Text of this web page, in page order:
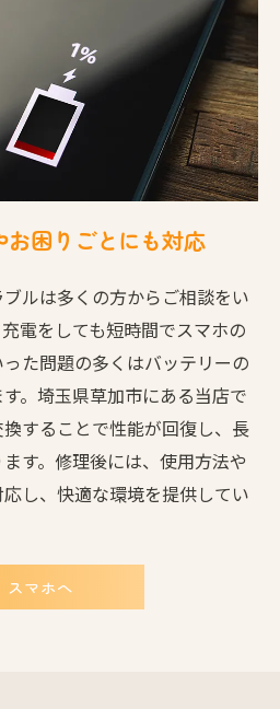
困りごとにも対応
ルは多くの方からご相談をい
電をしても短時間でスマホの
た問題の多くはバッテリーの
。埼玉県草加市にある当店で
することで性能が回復し、長
す。修理後には、使用方法や
し、快適な環境を提供してい
スマホへ